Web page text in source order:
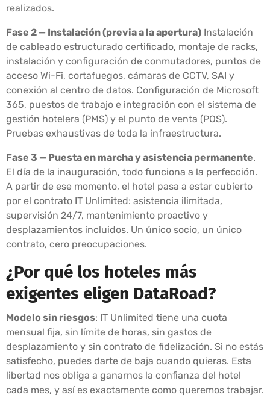
realizados.
Fase 2 — Instalación (previa a la apertura) Instalación
de cableado estructurado certificado, montaje de racks,
instalación y configuración de conmutadores, puntos de
acceso Wi-Fi, cortafuegos, cámaras de CCTV, SAI y
conexión al centro de datos. Configuración de Microsoft
365, puestos de trabajo e integración con el sistema de
gestión hotelera (PMS) y el punto de venta (POS).
Pruebas exhaustivas de toda la infraestructura.
Fase 3 — Puesta en marcha y asistencia permanente.
El día de la inauguración, todo funciona a la perfección.
A partir de ese momento, el hotel pasa a estar cubierto
por el contrato IT Unlimited: asistencia ilimitada,
supervisión 24/7, mantenimiento proactivo y
desplazamientos incluidos. Un único socio, un único
contrato, cero preocupaciones.
¿Por qué los hoteles más
exigentes eligen DataRoad?
Modelo sin riesgos: IT Unlimited tiene una cuota
mensual fija, sin límite de horas, sin gastos de
desplazamiento y sin contrato de fidelización. Si no estás
satisfecho, puedes darte de baja cuando quieras. Esta
libertad nos obliga a ganarnos la confianza del hotel
cada mes, y así es exactamente como queremos trabajar.